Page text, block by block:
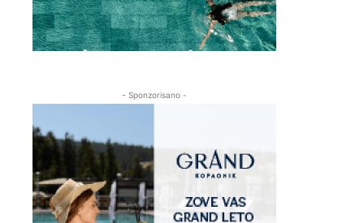
- Sponzorisano -